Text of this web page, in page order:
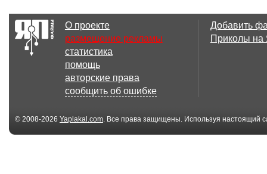
О проекте
размещение рекламы
статистика
помощь
авторские права
сообщить об ошибке
Добавить
Приколы
© 2008-2026 Yaplakal.com. Все права защищены. Используя настоящий